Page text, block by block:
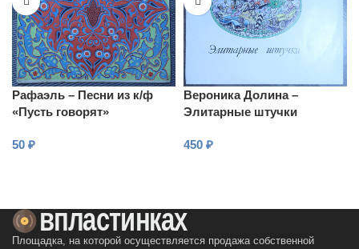
Рафаэль – Песни из к/ф
«Пусть говорят»
50 ₽
Вероника Долина –
Элитарные штучки
450 ₽
Площадка, на которой осуществляется продажа собственной